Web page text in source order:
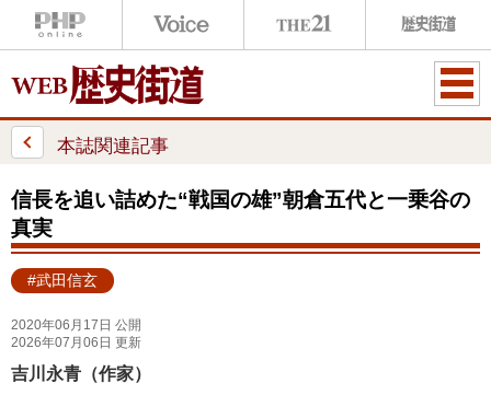
ME
本誌関連記事
信長を追い詰めた“戦国の雄”朝倉五代と一乗谷の
真実
#武田信玄
2020年06月17日 公開
2026年07月06日 更新
吉川永青（作家）